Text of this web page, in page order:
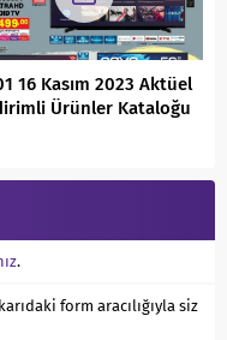
16 Kasım 2023 Aktüel
Ürünler Kataloğu
.
form aracılığıyla siz